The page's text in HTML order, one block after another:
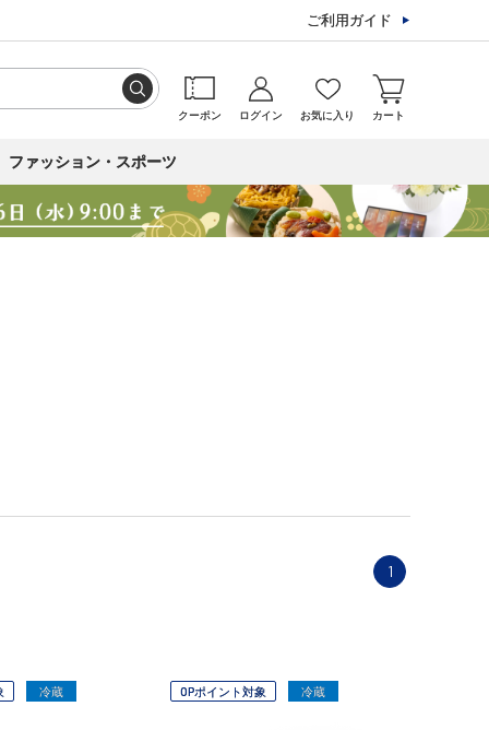
ご利用ガイド
クーポン ログイン お気に入り カート
ファッション・スポーツ
1
冷蔵 OPポイント対象 冷蔵